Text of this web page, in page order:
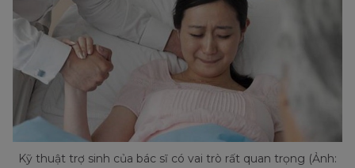
Kỹ thuật trợ sinh của bác sĩ có vai trò rất quan trọng (Ảnh: